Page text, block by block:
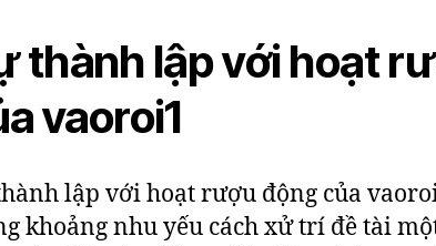
thành lập với hoạt
vaoroi1
lập với hoạt rượu động của
khoảng nhu yếu cách xử trí đề tài